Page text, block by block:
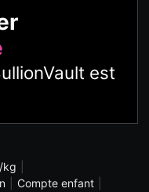
est
kg
Compte enfant